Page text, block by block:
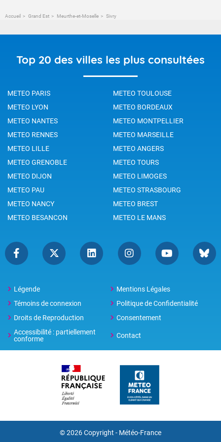
Accueil Grand Est Meurthe-et-Moselle Sivry
Top 20 des villes les plus consultées
METEO PARIS
METEO TOULOUSE
METEO LYON
METEO BORDEAUX
METEO NANTES
METEO MONTPELLIER
METEO RENNES
METEO MARSEILLE
METEO LILLE
METEO ANGERS
METEO GRENOBLE
METEO TOURS
METEO DIJON
METEO LIMOGES
METEO PAU
METEO STRASBOURG
METEO NANCY
METEO BREST
METEO BESANCON
METEO LE MANS
Légende
Mentions Légales
Témoins de connexion
Politique de Confidentialité
Droits de Reproduction
Consentement
Accessibilité : partiellement
conforme
Contact
© 2026 Copyright - Météo-France